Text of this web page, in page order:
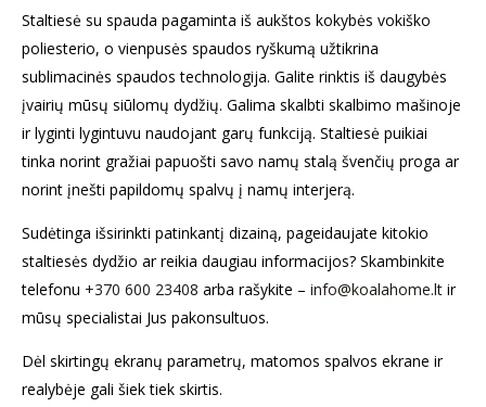
Staltiesė su spauda pagaminta iš aukštos kokybės vokiško
poliesterio, o vienpusės spaudos ryškumą užtikrina
sublimacinės spaudos technologija. Galite rinktis iš daugybės
įvairių mūsų siūlomų dydžių. Galima skalbti skalbimo mašinoje
ir lyginti lygintuvu naudojant garų funkciją. Staltiesė puikiai
tinka norint gražiai papuošti savo namų stalą švenčių proga ar
norint įnešti papildomų spalvų į namų interjerą.
Sudėtinga išsirinkti patinkantį dizainą, pageidaujate kitokio
staltiesės dydžio ar reikia daugiau informacijos? Skambinkite
telefonu +370 600 23408 arba rašykite – info@koalahome.lt ir
mūsų specialistai Jus pakonsultuos.
Dėl skirtingų ekranų parametrų, matomos spalvos ekrane ir
realybėje gali šiek tiek skirtis.